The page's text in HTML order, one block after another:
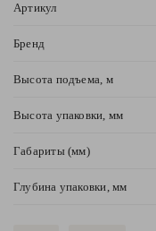
Артикул
Бренд
Высота подъема, м
Высота упаковки, мм
Габариты (мм)
Глубина упаковки, мм